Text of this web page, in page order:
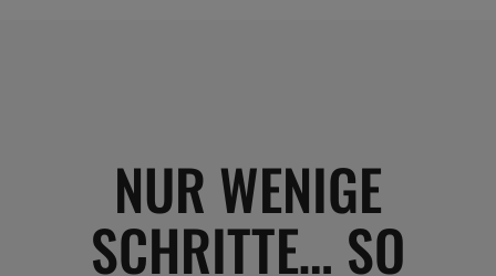
NUR WENIGE
SCHRITTE… SO